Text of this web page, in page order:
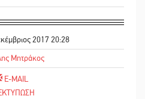
2017 20:28
Μητράκος
E-MAIL